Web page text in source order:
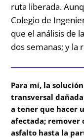
ruta liberada.
Colegio de
que el análisis de
dos semanas; y la
Para mí, la
transversal
a tener que hacer
afectada; remover
asfalto hasta la